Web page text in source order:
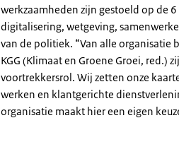
werkzaamheden zijn gestoeld op de
digitalisering, wetgeving,
van de politiek. “Van alle organisatie
KGG (Klimaat en Groene Groei, red.)
voortrekkersrol. Wij zetten onze
werken en klantgerichte
organisatie maakt hier een eigen